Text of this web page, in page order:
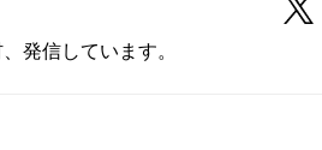
発信しています。